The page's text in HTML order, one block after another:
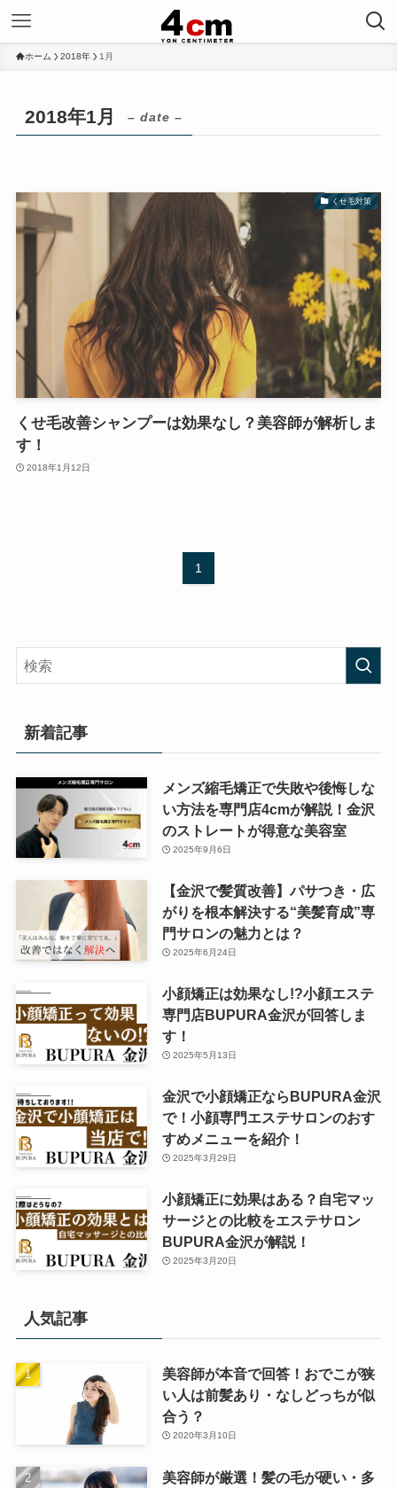
ホーム 2018年 1月
2018年1月 – date –
くせ毛対策
くせ毛改善シャンプーは効果なし？美容師が解析しま
す！
2018年1月12日
1
新着記事
メンズ縮毛矯正で失敗や後悔しな
い方法を専門店4cmが解説！金沢
のストレートが得意な美容室
2025年9月6日
【金沢で髪質改善】パサつき・広
がりを根本解決する“美髪育成”専
門サロンの魅力とは？
2025年6月24日
小顔矯正は効果なし!?小顔エステ
専門店BUPURA金沢が回答しま
す！
2025年5月13日
金沢で小顔矯正ならBUPURA金沢
で！小顔専門エステサロンのおす
すめメニューを紹介！
2025年3月29日
小顔矯正に効果はある？自宅マッ
サージとの比較をエステサロン
BUPURA金沢が解説！
2025年3月20日
人気記事
美容師が本音で回答！おでこが狭
い人は前髪あり・なしどっちが似
合う？
2020年3月10日
美容師が厳選！髪の毛が硬い・多